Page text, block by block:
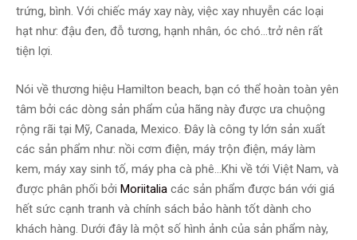
trứng, bình. Với chiếc máy xay này, việc xay nhuyễn các loại
hạt như: đậu đen, đỗ tương, hạnh nhân, óc chó…trở nên rất
tiện lợi.
Nói về thương hiệu Hamilton beach, bạn có thể hoàn toàn yên
tâm bởi các dòng sản phẩm của hãng này được ưa chuộng
rộng rãi tại Mỹ, Canada, Mexico. Đây là công ty lớn sản xuất
các sản phẩm như: nồi cơm điện, máy trộn điện, máy làm
kem, máy xay sinh tố, máy pha cà phê…Khi về tới Việt Nam, và
được phân phối bởi Moriitalia các sản phẩm được bán với giá
hết sức cạnh tranh và chính sách bảo hành tốt dành cho
khách hàng. Dưới đây là một số hình ảnh của sản phẩm này,